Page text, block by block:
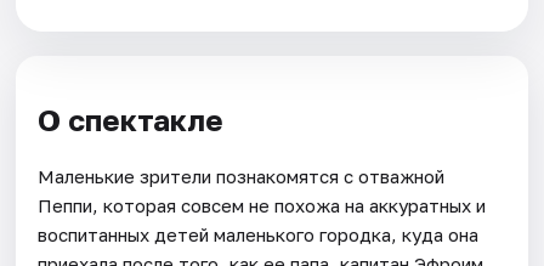
О спектакле
Маленькие зрители познакомятся с отважной
Пеппи, которая совсем не похожа на аккуратных и
воспитанных детей маленького городка, куда она